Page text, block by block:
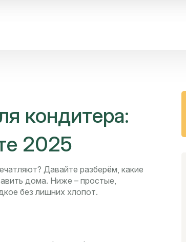
кондитера:
2025
Давайте разберём, какие
дома. Ниже – простые,
без лишних хлопот.